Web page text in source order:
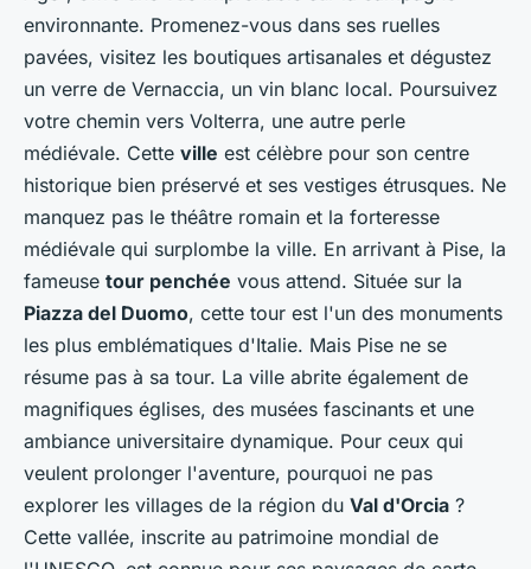
environnante. Promenez-vous dans ses ruelles
pavées, visitez les boutiques artisanales et dégustez
un verre de Vernaccia, un vin blanc local. Poursuivez
votre chemin vers Volterra, une autre perle
médiévale. Cette ville est célèbre pour son centre
historique bien préservé et ses vestiges étrusques. Ne
manquez pas le théâtre romain et la forteresse
médiévale qui surplombe la ville. En arrivant à Pise, la
fameuse tour penchée vous attend. Située sur la
Piazza del Duomo, cette tour est l'un des monuments
les plus emblématiques d'Italie. Mais Pise ne se
résume pas à sa tour. La ville abrite également de
magnifiques églises, des musées fascinants et une
ambiance universitaire dynamique. Pour ceux qui
veulent prolonger l'aventure, pourquoi ne pas
explorer les villages de la région du Val d'Orcia ?
Cette vallée, inscrite au patrimoine mondial de